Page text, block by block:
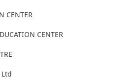
CENTER
CENTER